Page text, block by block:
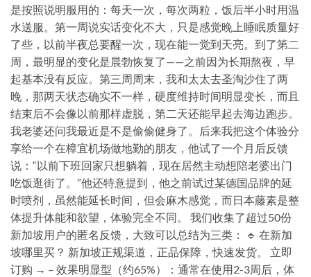
是按照说明服用的：每天一次，每次两粒，饭后半小时用温
水送服。第一周说实话变化不大，只是感觉晚上睡眠质量好
了些，以前半夜总要醒一次，现在能一觉到天亮。到了第二
周，最明显的变化是晨勃恢复了——之前因为长期熬夜，早
起基本没有反应。第三周周末，我和太太去圣淘沙住了两
晚，那两天状态确实不一样，硬度维持时间明显变长，而且
结束后不会像以前那样虚脱，第二天还能早起去海边跑步。
我老婆还问我最近是不是偷偷健身了。后来我把这个体验分
享给一个在樟宜机场做地勤的朋友，他试了一个月后反馈
说：“以前下班回家只想躺着，现在居然主动想陪老婆出门
吃饭逛街了。”他还特意提到，他之前试过某德国品牌的延
时喷剂，虽然能延长时间，但会麻木感觉，而日本藤素是整
体提升体能和欲望，体验完全不同。 我们收集了超过50份
新加坡用户的匿名反馈，大致可以总结为三类： 🔹 在新加
坡哪里买？ 新加坡正规渠道，正品保障，快速发货。 立即
订购 → – 效果明显型（约65%）：通常在使用2-3周后，体